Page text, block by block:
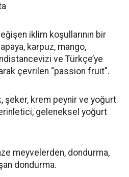
iklim koşullarının bir
karpuz, mango,
ve Türkçe’ye
çevrilen “passion fruit”.
şeker, krem peynir ve yoğurt
geleneksel yoğurt
meyvelerden, dondurma,
dondurma.